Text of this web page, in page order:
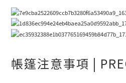
帳篷注意事項 |